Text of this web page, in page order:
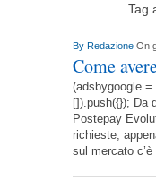
Tag
By Redazione On
Come
(adsbygoogle =
[]).push({}); Da
Postepay
richieste,
sul mercato